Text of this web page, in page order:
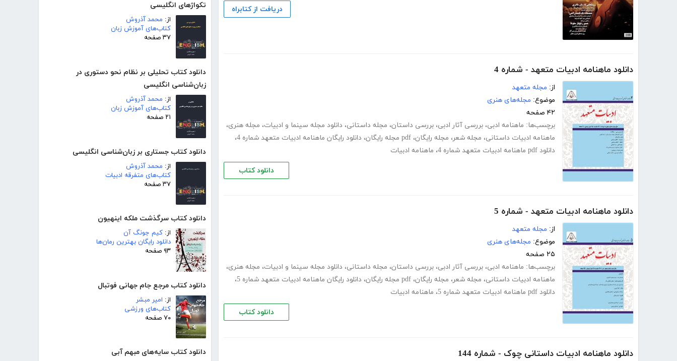
تکواژهای انگلیسی
از: محمد آذروش
کتاب‌های آموزش زبان
۳۷ صفحه
دانلود کتاب تحلیلی بر نظام نحو دستوری در
زبان‌شناسی انگلیسی
از: محمد آذروش
کتاب‌های آموزش زبان
۲۱ صفحه
دانلود کتاب جستاری بر زبان‌شناسی انگلیسی
از: محمد آذروش
کتاب‌های متفرقه ادبیات
۳۷ صفحه
دانلود کتاب سرگذشت ملکه اینهیون
از: کیم جونگ آن
دانلود رایگان بهترین رمان‌ها
۹۳ صفحه
دانلود کتاب مرجع جام جهانی فوتبال
از: امیر مبشر
کتاب‌های ورزشی
۷۰ صفحه
دانلود کتاب سایه‌های مبهم آبی
دریافت از کتابراه
دانلود ماهنامه ادبیات متعهد - شماره 4
از: مجله متعهد
موضوع: مجله‌های هنری
۴۲ صفحه
برچسب‌ها: ماهنامه ادبی، بررسی آثار ادبی، بررسی داستان، مجله داستانی، دانلود مجله سینما و ادبیات، مجله هنری،
ماهنامه ادبیات داستانی، مجله شعر، مجله رایگان، pdf مجله رایگان ، دانلود رایگان ماهنامه ادبیات متعهد شماره 4
،
دانلود pdf ماهنامه ادبیات متعهد شماره 4
، ماهنامه ادبیات
دانلود کتاب
دانلود ماهنامه ادبیات متعهد - شماره 5
از: مجله متعهد
موضوع: مجله‌های هنری
۲۵ صفحه
برچسب‌ها: ماهنامه ادبی، بررسی آثار ادبی، بررسی داستان، مجله داستانی، دانلود مجله سینما و ادبیات، مجله هنری،
ماهنامه ادبیات داستانی، مجله شعر، مجله رایگان، pdf مجله رایگان ، دانلود رایگان ماهنامه ادبیات متعهد شماره 5
،
دانلود pdf ماهنامه ادبیات متعهد شماره 5
، ماهنامه ادبیات
دانلود کتاب
دانلود ماهنامه ادبیات داستانی چوک - شماره 144